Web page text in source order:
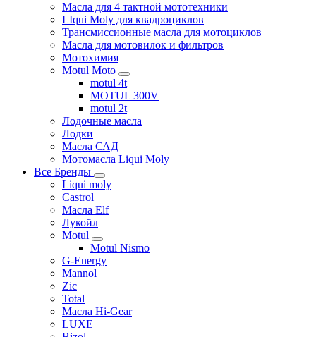
Масла для 4 тактной мототехники
LIqui Moly для квадроциклов
Трансмиссионные масла для мотоциклов
Масла для мотовилок и фильтров
Мотохимия
Motul Moto
motul 4t
MOTUL 300V
motul 2t
Лодочные масла
Лодки
Масла САД
Мотомасла Liqui Moly
Все Бренды
Liqui moly
Castrol
Масла Elf
Лукойл
Motul
Motul Nismo
G-Energy
Mannol
Zic
Total
Масла Hi-Gear
LUXE